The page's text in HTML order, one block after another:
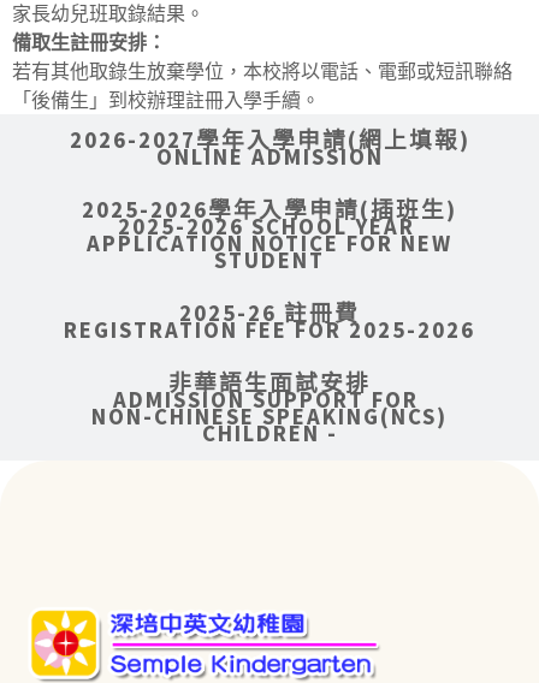
2026-2027學年入學申請(網上填報)
ONLINE ADMISSION
2025-2026學年入學申請(插班生)
2025-2026 SCHOOL YEAR
APPLICATION NOTICE FOR NEW
STUDENT
2025-26 註冊費
REGISTRATION FEE FOR 2025-2026
非華語生面試安排
ADMISSION SUPPORT FOR
NON-CHINESE SPEAKING(NCS)
CHILDREN -
家長幼兒班取錄結果。
備取生註冊安排：
若有其他取錄生放棄學位，本校將以電話、電郵或短訊聯絡
「後備生」到校辦理註冊入學手續。